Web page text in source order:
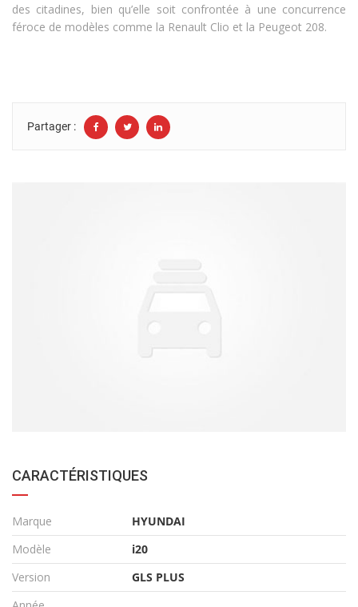
des citadines, bien qu’elle soit confrontée à une concurrence
féroce de modèles comme la Renault Clio et la Peugeot 208.
Partager :
CARACTÉRISTIQUES
Marque
HYUNDAI
Modèle
i20
Version
GLS PLUS